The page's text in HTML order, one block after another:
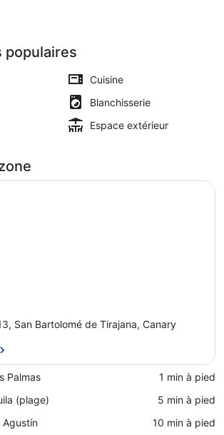
Appartement Confort, 1 chambre,
populaires
Cuisine
Blanchisserie
Espace extérieur
San Bartolomé de Tirajana, Canary
Palmas
‪1 min à pied‬
(plage)
‪5 min à pied‬
Agustín
‪10 min à pied‬